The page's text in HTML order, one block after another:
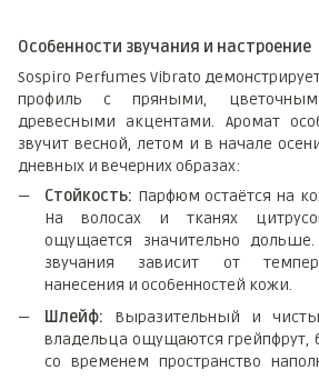
Особенности звучания и настроение
Sospiro Perfumes Vibrato
профиль с пряными,
древесными акцентами. Аромат
звучит весной, летом и в начале
дневных и вечерних образах:
Стойкость: Парфюм остаётся на
На волосах и тканях
ощущается значительно дольше.
звучания зависит от
нанесения и особенностей кожи.
Шлейф: Выразительный и
владельца ощущаются грейпфрут,
со временем пространство